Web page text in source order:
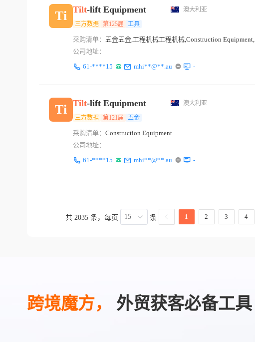
Ti Tilt-lift Equipment 澳大利亚
三方数据 第125届 工具
采购清单： 五金五金,工程机械工程机械,Construction
公司地址：
61-****15
mhi**@**.au -
Ti Tilt-lift Equipment 澳大利亚
三方数据 第121届 五金
采购清单： Construction Equipment
公司地址：
61-****15
mhi**@**.au -
共 2035 条，每页 15 条 1 2 3 4
跨境魔方， 外贸获客必备工具